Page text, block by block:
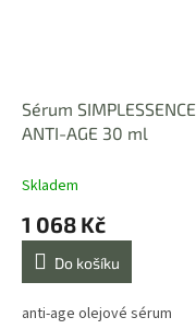
Sérum SIMPLESSENCE
ANTI-AGE 30 ml
Skladem
1 068 Kč
Do košíku
anti-age olejové sérum